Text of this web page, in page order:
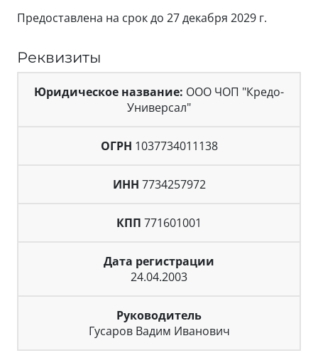
Предоставлена на срок до 27 декабря 2029 г.
Реквизиты
Юридическое название: ООО ЧОП "Кредо-
Универсал"
ОГРН 1037734011138
ИНН 7734257972
КПП 771601001
Дата регистрации
24.04.2003
Руководитель
Гусаров Вадим Иванович